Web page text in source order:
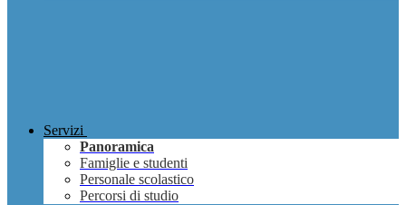
Servizi
Panoramica
Famiglie e studenti
Personale scolastico
Percorsi di studio